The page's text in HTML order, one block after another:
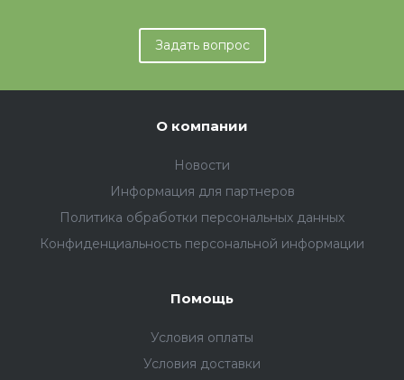
Задать вопрос
О компании
Новости
Информация для партнеров
Политика обработки персональных данных
Конфиденциальность персональной информации
Помощь
Условия оплаты
Условия доставки